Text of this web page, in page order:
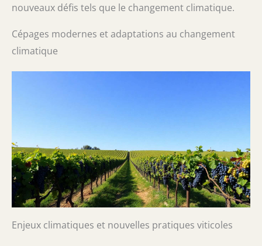
nouveaux défis tels que le changement climatique.
Cépages modernes et adaptations au changement
climatique
Enjeux climatiques et nouvelles pratiques viticoles